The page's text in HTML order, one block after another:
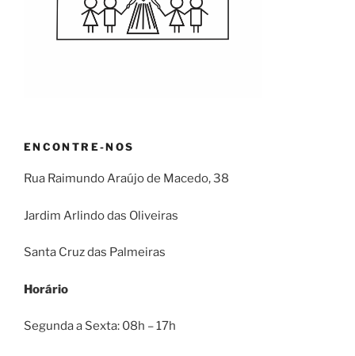
ENCONTRE-NOS
Rua Raimundo Araújo de Macedo, 38
Jardim Arlindo das Oliveiras
Santa Cruz das Palmeiras
Horário
Segunda a Sexta: 08h – 17h